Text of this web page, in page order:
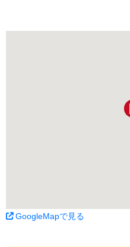
GoogleMapで見る